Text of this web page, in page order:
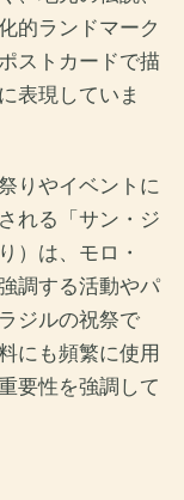
的ランドマーク
ストカードで描
表現していま
りやイベントに
れる「サン・ジ
）は、モロ・
調する活動やパ
ジルの祝祭で
にも頻繁に使用
要性を強調して